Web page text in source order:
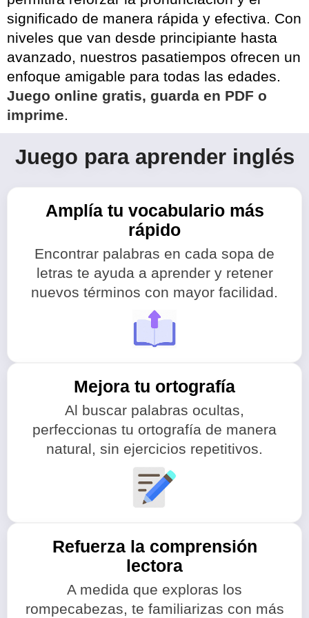
significado de manera rápida y efectiva. Con
niveles que van desde principiante hasta
avanzado, nuestros pasatiempos ofrecen un
enfoque amigable para todas las edades.
Juego online gratis, guarda en PDF o
imprime.
Juego para aprender inglés
Amplía tu vocabulario más
rápido
Encontrar palabras en cada sopa de
letras te ayuda a aprender y retener
nuevos términos con mayor facilidad.
Mejora tu ortografía
Al buscar palabras ocultas,
perfeccionas tu ortografía de manera
natural, sin ejercicios repetitivos.
Refuerza la comprensión
lectora
A medida que exploras los
rompecabezas, te familiarizas con más